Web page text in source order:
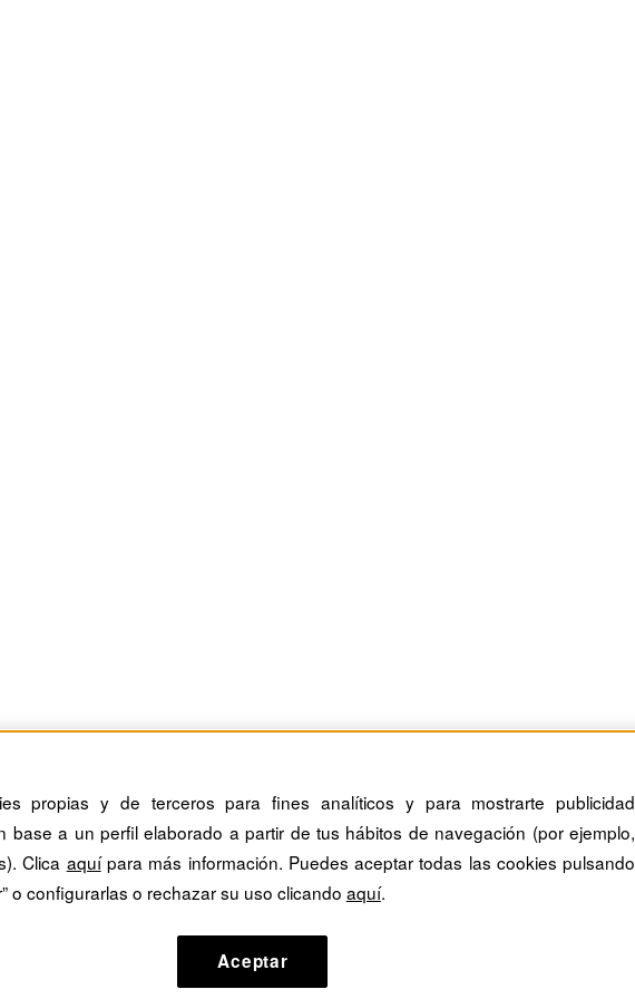
propias y de terceros para fines analíticos y para mostrarte publicidad
base a un perfil elaborado a partir de tus hábitos de navegación (por ejemplo,
Clica aquípara más información. Puedes aceptar todas las cookies pulsando
o configurarlas o rechazar su uso clicando aquí.
Aceptar